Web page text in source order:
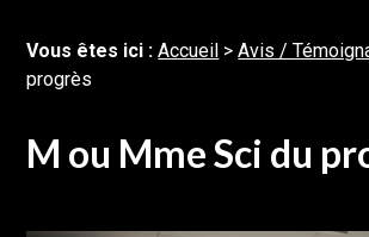
Vous êtes ici :Accueil >Avis /
progrès
M ou Mme Sci du